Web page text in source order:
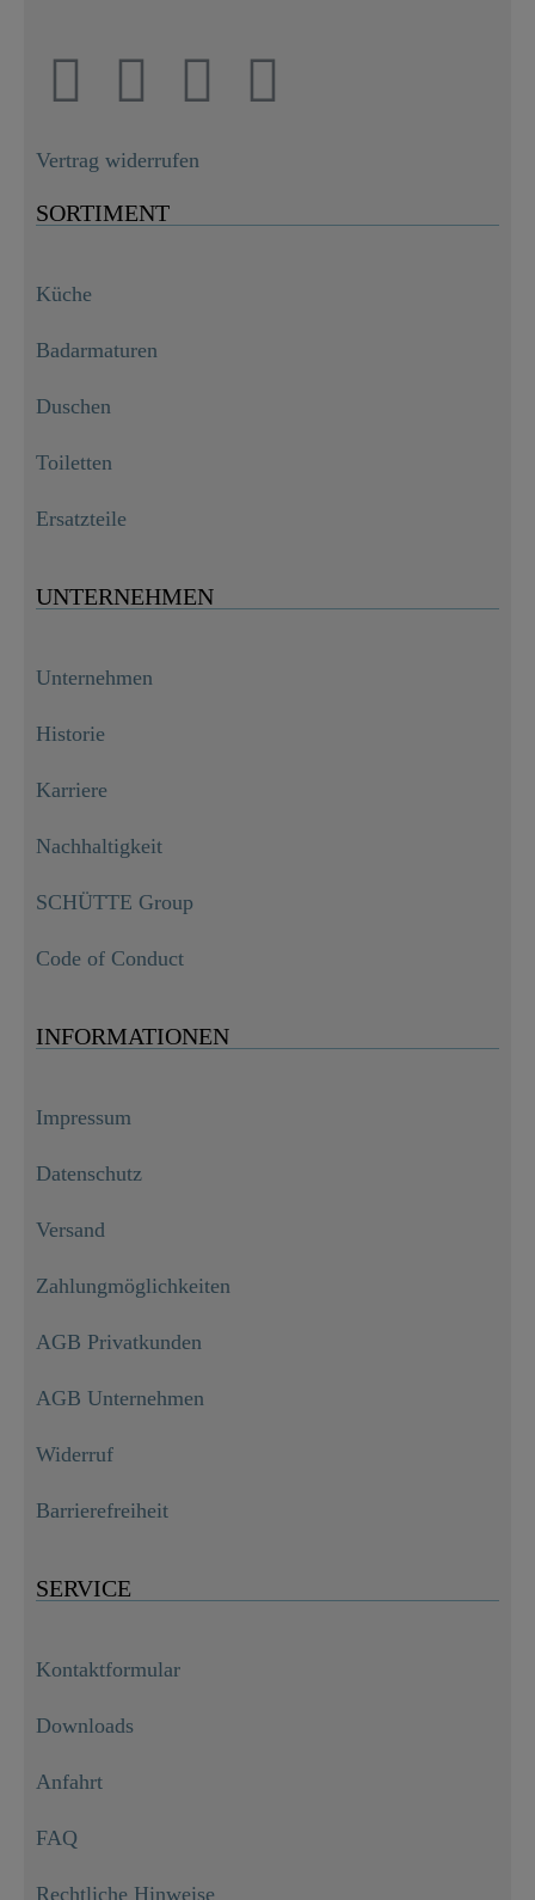
Vertrag widerrufen
SORTIMENT
Küche
Badarmaturen
Duschen
Toiletten
Ersatzteile
UNTERNEHMEN
Unternehmen
Historie
Karriere
Nachhaltigkeit
SCHÜTTE Group
Code of Conduct
INFORMATIONEN
Impressum
Datenschutz
Versand
Zahlungmöglichkeiten
AGB Privatkunden
AGB Unternehmen
Widerruf
Barrierefreiheit
SERVICE
Kontaktformular
Downloads
Anfahrt
FAQ
Rechtliche Hinweise